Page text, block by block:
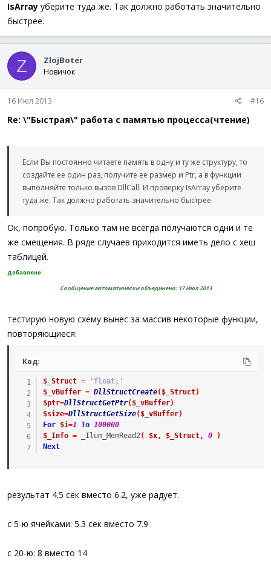
IsArray уберите туда же. Так должно работать значительно
быстрее.
Z ZlojBoter
Новичок
16 Июл 2013 #16
Re: \"Быстрая\" работа с памятью процесса(чтение)
Если Вы постоянно читаете память в одну и ту же структуру, то
создайте ее один раз, получите ее размер и Ptr, а в функции
выполняйте только вызов DllCall. И проверку IsArray уберите
туда же. Так должно работать значительно быстрее.
Ок, попробую. Только там не всегда получаются одни и те
же смещения. В ряде случаев приходится иметь дело с хеш
таблицей.
Добавлено:
Сообщение автоматически объединено: 17 Июл 2013
тестирую новую схему вынес за массив некоторые функции,
повторяющиеся:
Код:
$_Struct =
'float;'
$_vBuffer = DllStructCreate( $_Struct)
$ptr=DllStructGetPtr( $_vBuffer)
$size=DllStructGetSize( $_vBuffer)
For
$i=1 To 100000
$_Info = _Ilum_MemRead2( $x, $_Struct, 0
)
Next
результат 4.5 сек вместо 6.2, уже радует.
с 5-ю ячейками: 5.3 сек вместо 7.9
с 20-ю: 8 вместо 14